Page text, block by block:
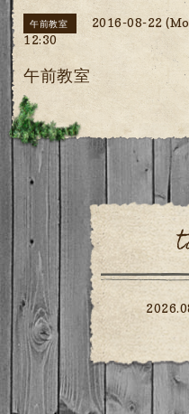
午前教室
2016-08-22
12:30
午前教室